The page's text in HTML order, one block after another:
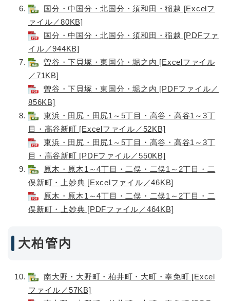
国分・中国分・北国分・須和田・稲越 [Excelフ
ァイル／80KB]
国分・中国分・北国分・須和田・稲越 [PDFファ
イル／944KB]
曽谷・下貝塚・東国分・堀之内 [Excelファイル
／71KB]
曽谷・下貝塚・東国分・堀之内 [PDFファイル／
856KB]
東浜・田尻・田尻1～5丁目・高谷・高谷1～3丁
目・高谷新町 [Excelファイル／52KB]
東浜・田尻・田尻1～5丁目・高谷・高谷1～3丁
目・高谷新町 [PDFファイル／550KB]
原木・原木1～4丁目・二俣・二俣1～2丁目・二
俣新町・上妙典 [Excelファイル／46KB]
原木・原木1～4丁目・二俣・二俣1～2丁目・二
俣新町・上妙典 [PDFファイル／464KB]
大柏管内
南大野・大野町・柏井町・大町・奉免町 [Excel
ファイル／57KB]